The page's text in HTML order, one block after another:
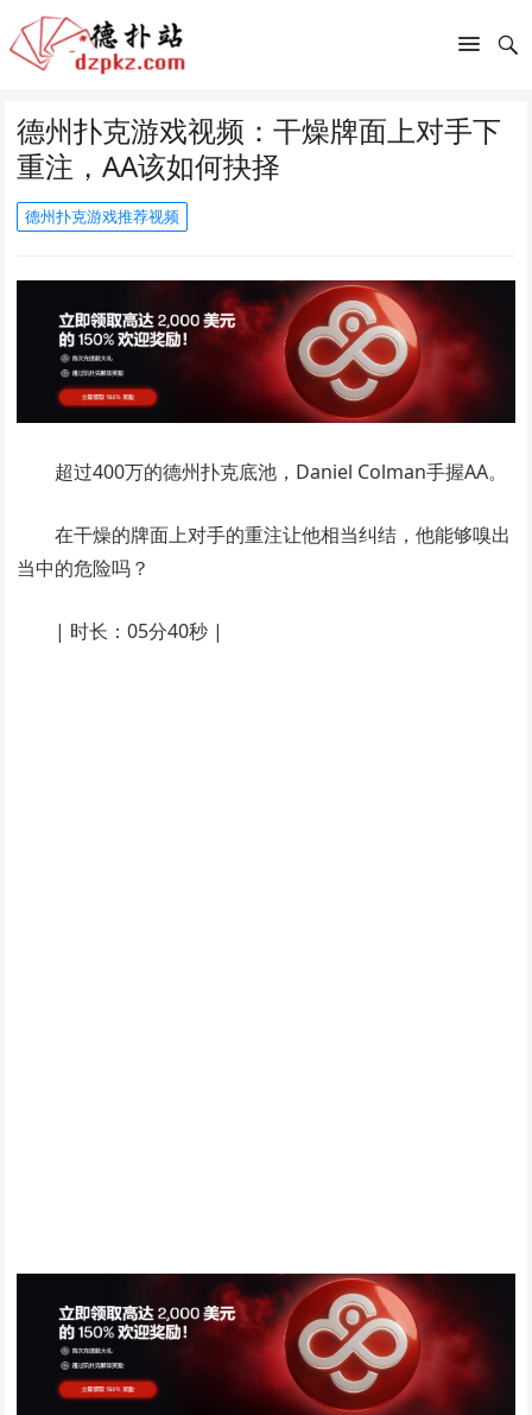
德州扑克游戏视频：干燥牌面上对手下
重注，AA该如何抉择
德州扑克游戏推荐视频
超过400万的德州扑克底池，Daniel Colman手握AA。
在干燥的牌面上对手的重注让他相当纠结，他能够嗅出
当中的危险吗？
| 时长：05分40秒 |